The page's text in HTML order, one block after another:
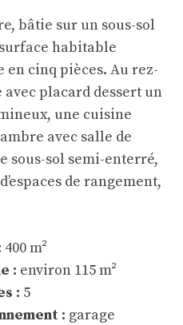
bâtie sur un sous-sol
habitable
en cinq pièces. Au rez-
avec placard dessert un
une cuisine
avec salle de
sous-sol semi-enterré,
de rangement,
400 m²
: environ 115 m²
: 5
: garage